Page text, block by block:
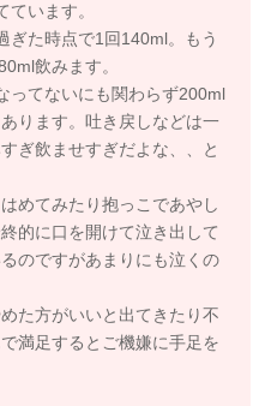
います。
ぎた時点で1回140ml。もう
飲みます。
ってないにも関わらず200ml
ります。吐き戻しなどは一
ぎ飲ませすぎだよな、、と
めてみたり抱っこであやし
的に口を開けて泣き出して
のですがあまりにも泣くの
た方がいいと出てきたり不
満足するとご機嫌に手足を